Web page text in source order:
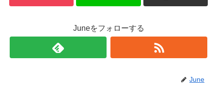
Juneをフォローする
June